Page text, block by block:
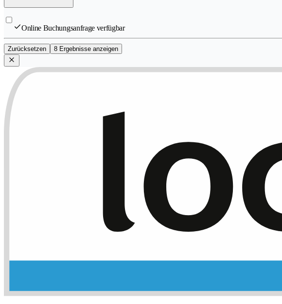
Online Buchungsanfrage verfügbar
Zurücksetzen 8 Ergebnisse anzeigen